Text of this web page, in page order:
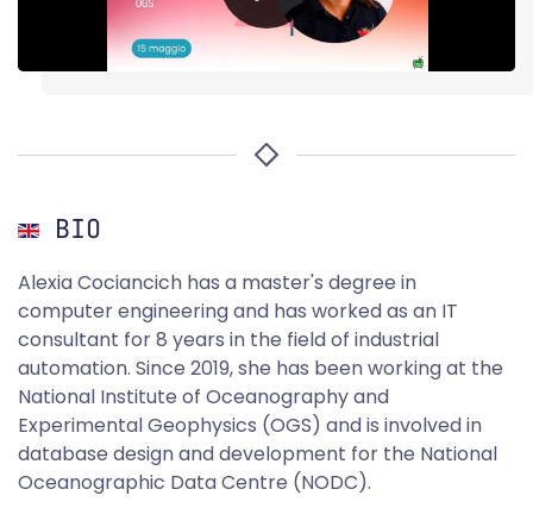
BIO
Alexia Cociancich has a master's degree in
computer engineering and has worked as an IT
consultant for 8 years in the field of industrial
automation. Since 2019, she has been working at the
National Institute of Oceanography and
Experimental Geophysics (OGS) and is involved in
database design and development for the National
Oceanographic Data Centre (NODC).